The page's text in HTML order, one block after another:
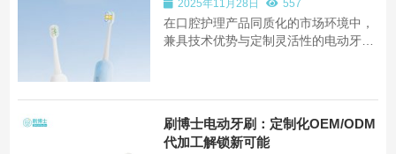
2025年11月28日 557
在口腔护理产品同质化的市场环境中，
兼具技术优势与定制灵活性的电动牙刷
力的具象呈现。 S600 扫振电动牙刷集
成刷博士自主研...
刷博士电动牙刷：定制化OEM/ODM
代加工解锁新可能